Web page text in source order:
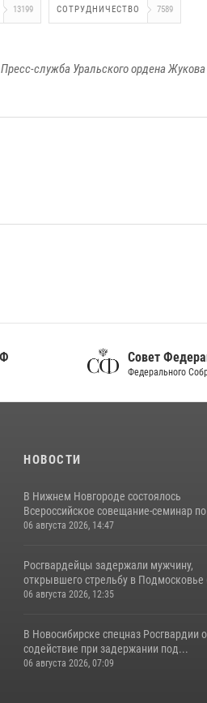
13199 СОТРУДНИЧЕСТВО 7589
Пресс-служба Уральского ордена
Совет Федерации
Федерального Собрания РФ
НОВОСТИ
В Нижнем Новгороде состоялось
Всероссийское совещание-семинар
06 августа 2026, 14:47
Росгвардейцы задержали мужчину,
открывшего стрельбу в Подмосковье
06 августа 2026, 12:35
В Новосибирске спецназ Росгвардии
содействие при задержании под...
06 августа 2026, 07:09